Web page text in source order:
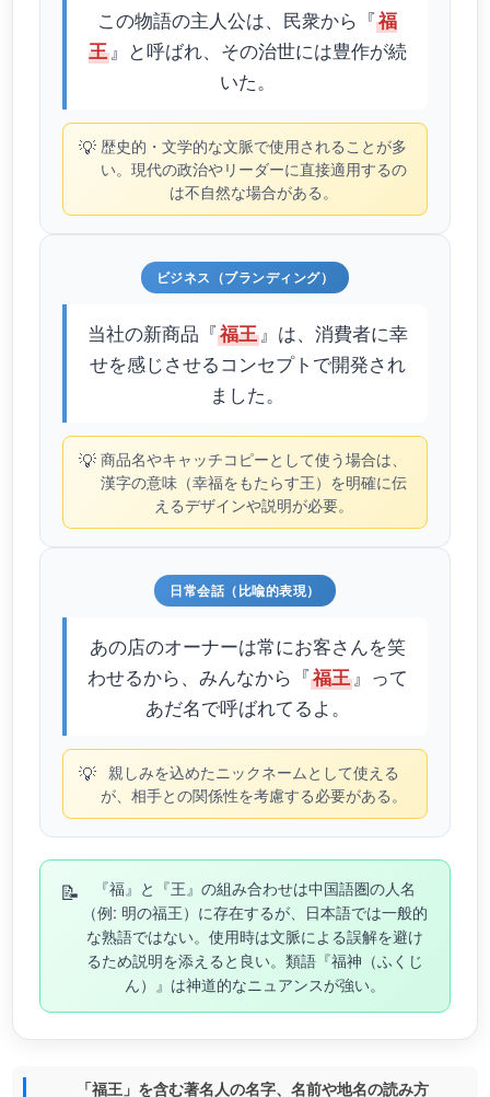
この物語の主人公は、民衆から『福
王』と呼ばれ、その治世には豊作が続
いた。
💡 歴史的・文学的な文脈で使用されることが多
い。現代の政治やリーダーに直接適用するの
は不自然な場合がある。
ビジネス（ブランディング）
当社の新商品『福王』は、消費者に幸
せを感じさせるコンセプトで開発され
ました。
💡 商品名やキャッチコピーとして使う場合は、
漢字の意味（幸福をもたらす王）を明確に伝
えるデザインや説明が必要。
日常会話（比喩的表現）
あの店のオーナーは常にお客さんを笑
わせるから、みんなから『福王』って
あだ名で呼ばれてるよ。
💡 親しみを込めたニックネームとして使える
が、相手との関係性を考慮する必要がある。
📝
『福』と『王』の組み合わせは中国語圏の人名
（例: 明の福王）に存在するが、日本語では一般的
な熟語ではない。使用時は文脈による誤解を避け
るため説明を添えると良い。類語『福神（ふくじ
ん）』は神道的なニュアンスが強い。
「福王」を含む著名人の名字、名前や地名の読み方